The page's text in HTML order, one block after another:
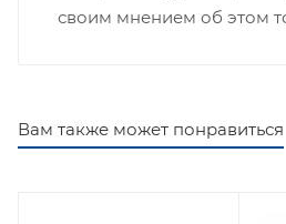
своим мнением об этом
Вам также может понравиться